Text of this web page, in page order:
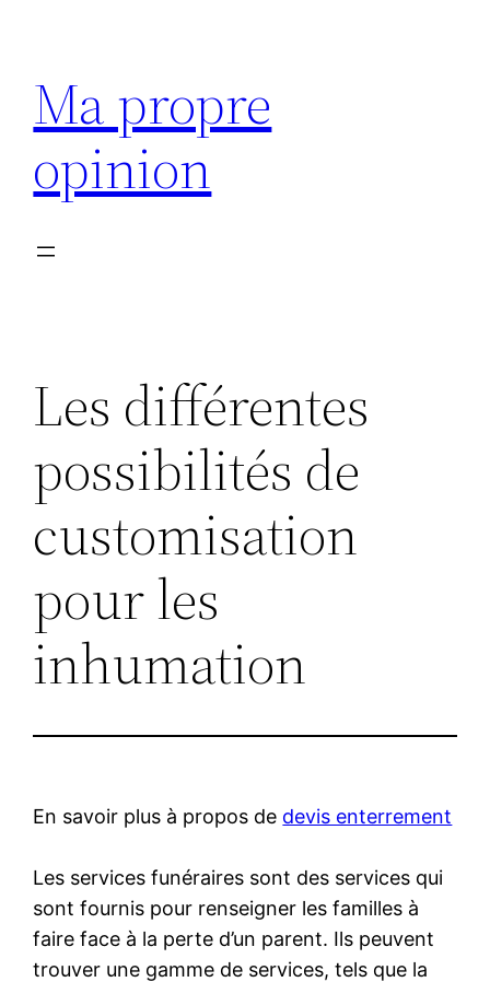
contenu
Ma propre
opinion
Les différentes
possibilités de
customisation
pour les
inhumation
En savoir plus à propos de devis enterrement
Les services funéraires sont des services qui
sont fournis pour renseigner les familles à
faire face à la perte d’un parent. Ils peuvent
trouver une gamme de services, tels que la